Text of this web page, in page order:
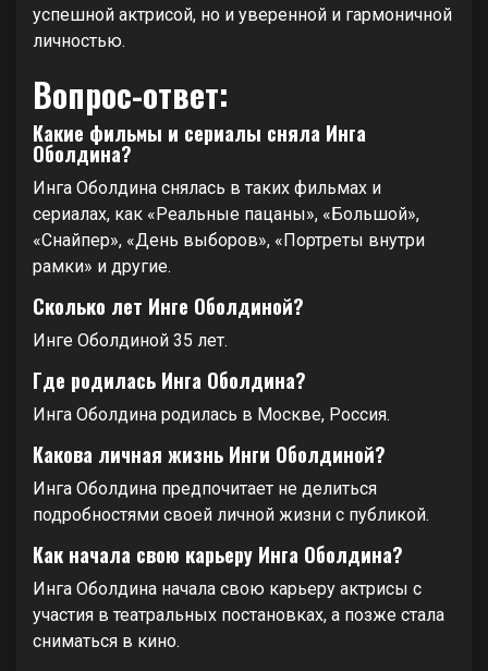
успешной актрисой, но и уверенной и гармоничной
личностью.
Вопрос-ответ:
Какие фильмы и сериалы сняла Инга
Оболдина?
Инга Оболдина снялась в таких фильмах и
сериалах, как «Реальные пацаны», «Большой»,
«Снайпер», «День выборов», «Портреты внутри
рамки» и другие.
Сколько лет Инге Оболдиной?
Инге Оболдиной 35 лет.
Где родилась Инга Оболдина?
Инга Оболдина родилась в Москве, Россия.
Какова личная жизнь Инги Оболдиной?
Инга Оболдина предпочитает не делиться
подробностями своей личной жизни с публикой.
Как начала свою карьеру Инга Оболдина?
Инга Оболдина начала свою карьеру актрисы с
участия в театральных постановках, а позже стала
сниматься в кино.